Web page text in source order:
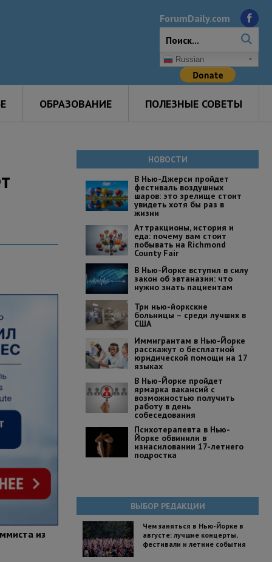
ForumDaily.com
Russian
ОБРАЗОВАНИЕ ПОЛЕЗНЫЕ СОВЕТЫ
из
НОВОСТИ
В Нью-Джерси пройдет
фестиваль воздушных
шаров: это зрелище стоит
увидеть хотя бы раз в
жизни
Аттракционы, история и
еда: почему вам стоит
побывать на Richmond
County Fair
В Нью-Йорке вступил в силу
закон об эвтаназии: что
нужно знать пациентам
Три нью-йоркские
больницы – среди лучших в
США
Иммигрантам в Нью-Йорке
расскажут о бесплатной
юридической помощи на 17
языках
В Нью-Йорке пройдет
ярмарка вакансий с
возможностью получить
работу в день
собеседования
Психотерапевта в Нью-
Йорке обвинили в
изнасиловании 17-летнего
подростка
ВЫБОР РЕДАКЦИИ
Чем заняться в Нью-Йорке в
августе: лучшие концерты,
фестивали и летние события